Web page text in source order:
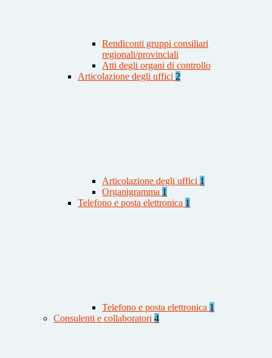
Rendiconti gruppi consiliari
regionali/provinciali
Atti degli organi di controllo
Articolazione degli uffici 2
Articolazione degli uffici 1
Organigramma 1
Telefono e posta elettronica 1
Telefono e posta elettronica 1
Consulenti e collaboratori 4